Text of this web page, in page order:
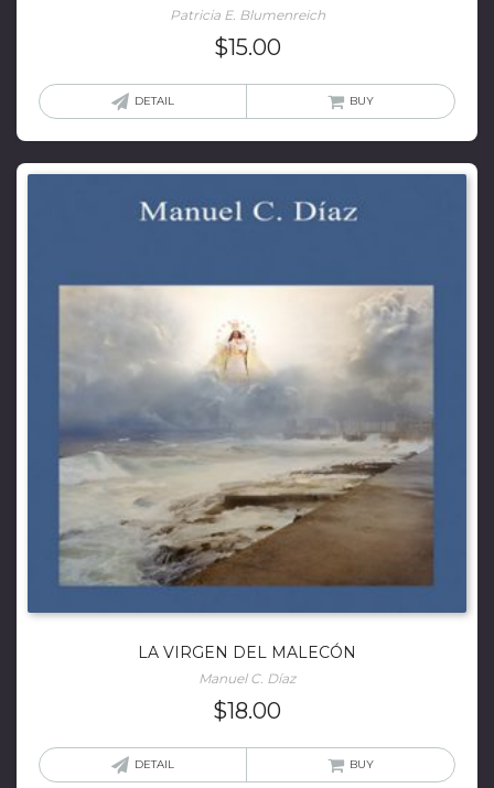
Patricia E. Blumenreich
$15.00
DETAIL BUY
LA VIRGEN DEL MALECÓN
Manuel C. Díaz
$18.00
DETAIL BUY